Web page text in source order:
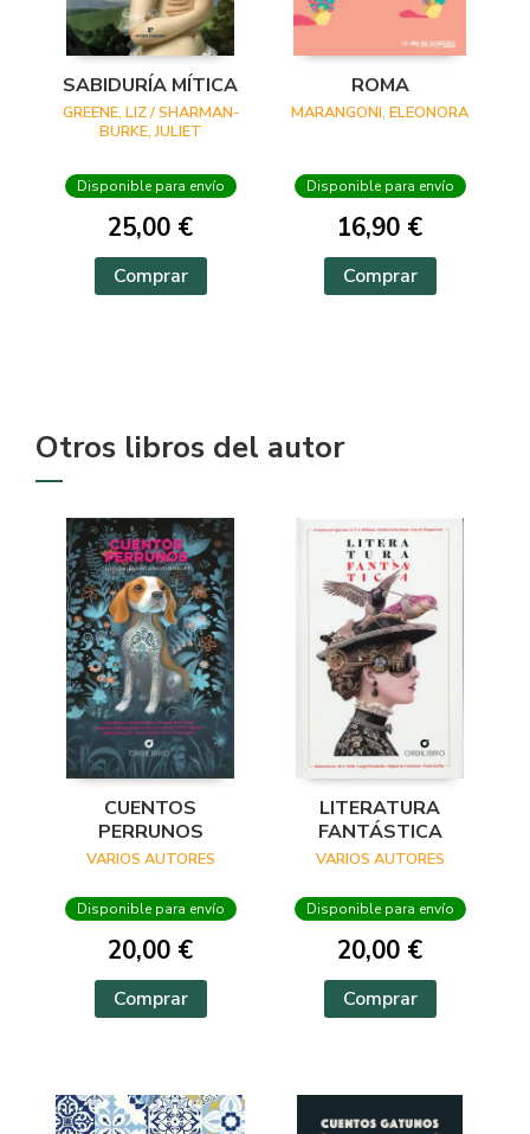
SABIDURÍA MÍTICA
GREENE, LIZ / SHARMAN-
BURKE, JULIET
Disponible para envío
25,00 €
Comprar
ROMA
MARANGONI, ELEONORA
Disponible para envío
16,90 €
Comprar
Otros libros del autor
CUENTOS
PERRUNOS
VARIOS AUTORES
Disponible para envío
20,00 €
Comprar
LITERATURA
FANTÁSTICA
VARIOS AUTORES
Disponible para envío
20,00 €
Comprar